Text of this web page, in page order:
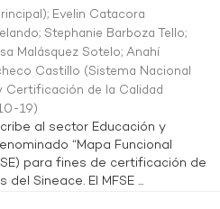
; Evelin Catacora
; Stephanie Barboza Tello;
Malásquez Sotelo; Anahí
Castillo (Sistema Nacional
Certificación de la Calidad
19)
al sector Educación y
“Mapa Funcional
para fines de certificación de
Sineace. El MFSE ...